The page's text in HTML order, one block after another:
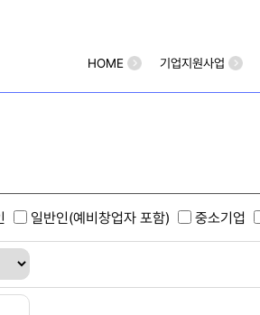
HOME 기업지원사업
일반인(예비창업자 포함) 중소기업